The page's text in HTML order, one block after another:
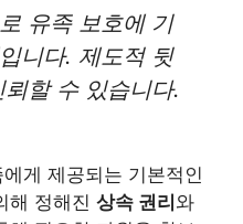
유족 보호에 기
니다. 제도적 뒷
할 수 있습니다.
게 제공되는 기본적인
해 정해진 상속 권리 와